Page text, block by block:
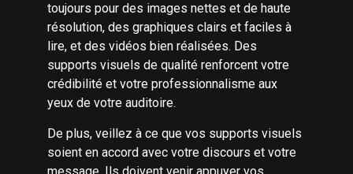
toujours pour des images nettes et de haute
résolution, des graphiques clairs et faciles à
lire, et des vidéos bien réalisées. Des
supports visuels de qualité renforcent votre
crédibilité et votre professionnalisme aux
yeux de votre auditoire.
De plus, veillez à ce que vos supports visuels
soient en accord avec votre discours et votre